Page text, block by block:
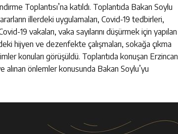
Toplantısı’na katıldı. Toplantıda Bakan Soylu
illerdeki uygulamaları, Covid-19 tedbirleri,
19 vakaları, vaka sayılarını düşürmek için yapılan
hijyen ve dezenfekte çalışmaları, sokağa çıkma
konuları görüşüldü. Toplantıda konuşan Erzincan
alınan önlemler konusunda Bakan Soylu’yu